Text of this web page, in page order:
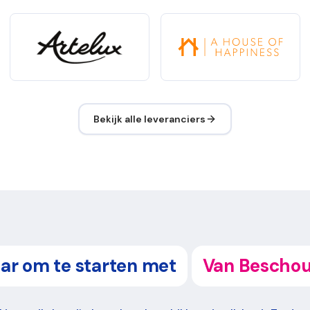
Bekijk alle leveranciers
om te starten met Van